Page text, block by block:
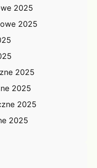
2025
2025
2025
2025
2025
2025